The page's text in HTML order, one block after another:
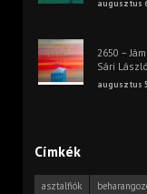
augusztus
2650 –
Sári László
augusztus
Címkék
asztalfiók